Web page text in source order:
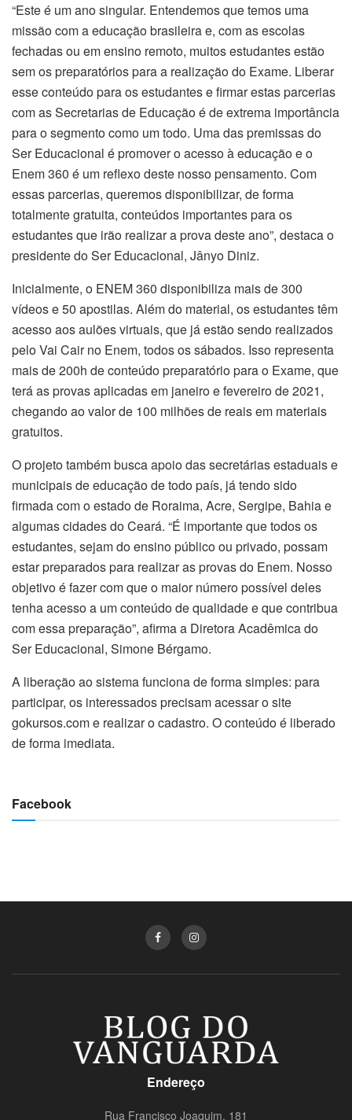
“Este é um ano singular. Entendemos que temos uma
missão com a educação brasileira e, com as escolas
fechadas ou em ensino remoto, muitos estudantes estão
sem os preparatórios para a realização do Exame. Liberar
esse conteúdo para os estudantes e firmar estas parcerias
com as Secretarias de Educação é de extrema importância
para o segmento como um todo. Uma das premissas do
Ser Educacional é promover o acesso à educação e o
Enem 360 é um reflexo deste nosso pensamento. Com
essas parcerias, queremos disponibilizar, de forma
totalmente gratuita, conteúdos importantes para os
estudantes que irão realizar a prova deste ano”, destaca o
presidente do Ser Educacional, Jânyo Diniz.
Inicialmente, o ENEM 360 disponibiliza mais de 300
vídeos e 50 apostilas. Além do material, os estudantes têm
acesso aos aulões virtuais, que já estão sendo realizados
pelo Vai Cair no Enem, todos os sábados. Isso representa
mais de 200h de conteúdo preparatório para o Exame, que
terá as provas aplicadas em janeiro e fevereiro de 2021,
chegando ao valor de 100 milhões de reais em materiais
gratuitos.
O projeto também busca apoio das secretárias estaduais e
municipais de educação de todo país, já tendo sido
firmada com o estado de Roraima, Acre, Sergipe, Bahia e
algumas cidades do Ceará. “É importante que todos os
estudantes, sejam do ensino público ou privado, possam
estar preparados para realizar as provas do Enem. Nosso
objetivo é fazer com que o maior número possível deles
tenha acesso a um conteúdo de qualidade e que contribua
com essa preparação”, afirma a Diretora Acadêmica do
Ser Educacional, Simone Bérgamo.
A liberação ao sistema funciona de forma simples: para
participar, os interessados precisam acessar o site
gokursos.com e realizar o cadastro. O conteúdo é liberado
de forma imediata.
Facebook
Endereço
Rua Francisco Joaquim, 181